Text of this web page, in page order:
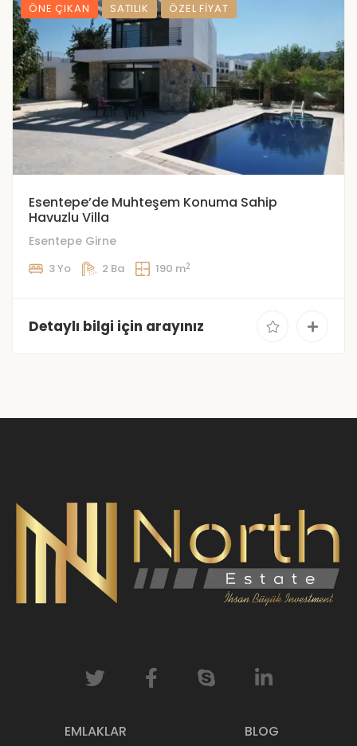
ÖNE ÇIKAN SATILIK ÖZEL FIYAT
Esentepe’de Muhteşem Konuma Sahip
Havuzlu Villa
Esentepe Girne
3 Yo 2 Ba 190 m2
Detaylı bilgi için arayınız
EMLAKLAR BLOG